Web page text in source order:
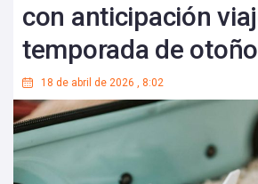
con anticipación
temporada de otoño
18 de abril de 2026 , 8:02